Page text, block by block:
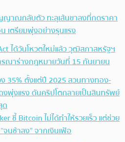
ญาณกลับตัว ทะลุเส้นขาลงที่กดราคา
เตรียมพุ่งอย่างรุนแรง
ได้วันโหวตใหม่แล้ว วุฒิสภาสหรัฐฯ
รณาร่างกฎหมายวันที่ 15 กันยายน
35% ตั้งแต่ปี 2025 สวนทางทอง-
งพุ่งแรง ดันคริปโตกลายเป็นสินทรัพย์
ด
ชี้ Bitcoin ไม่ได้ทำให้รวยเร็ว แต่ช่วย
นช้าลง” จากเงินเฟ้อ